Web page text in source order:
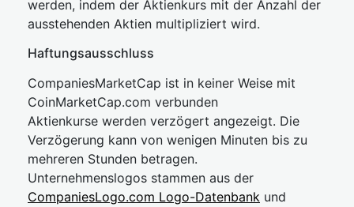
werden, indem der Aktienkurs mit der Anzahl der
ausstehenden Aktien multipliziert wird.
Haftungsausschluss
CompaniesMarketCap ist in keiner Weise mit
CoinMarketCap.com verbunden
Aktienkurse werden verzögert angezeigt. Die
Verzögerung kann von wenigen Minuten bis zu
mehreren Stunden betragen.
Unternehmenslogos stammen aus der
CompaniesLogo.com Logo-Datenbank und